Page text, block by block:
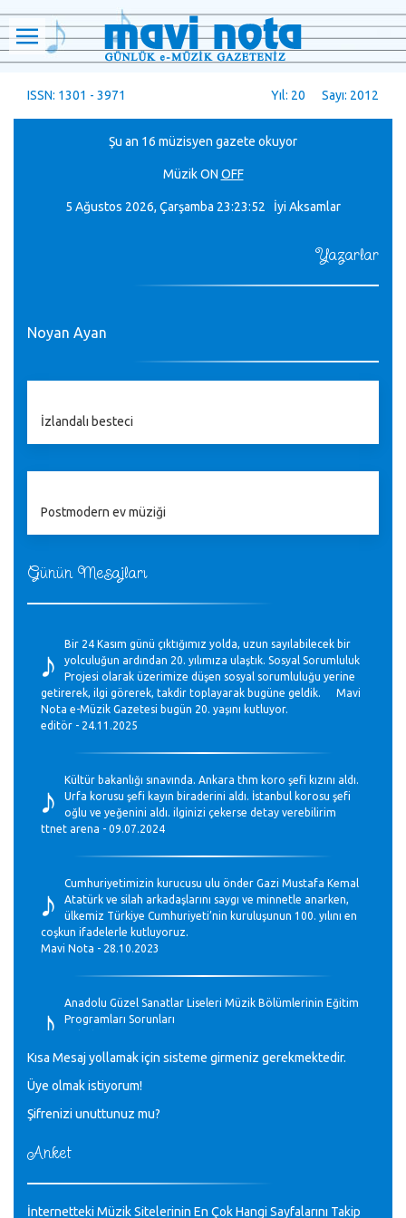
ISSN: 1301 - 3971 Yıl: 20 Sayı: 2012
Şu an 16 müzisyen gazete okuyor
MüzikON OFF
5 Ağustos 2026, Çarşamba 23:23:52 İyi Aksamlar
Günün Mesajları
♪
Bir 24 Kasım günü çıktığımız yolda, uzun sayılabilecek bir
yolculuğun ardından 20. yılımıza ulaştık. Sosyal Sorumluluk
Projesi olarak üzerimize düşen sosyal sorumluluğu yerine
getirerek, ilgi görerek, takdir toplayarak bugüne geldik. Mavi
Nota e-Müzik Gazetesi bugün 20. yaşını kutluyor.
editör - 24.11.2025
♪
Kültür bakanlığı sınavında. Ankara thm koro şefi kızını aldı.
Urfa korusu şefi kayın biraderini aldı. İstanbul korosu şefi
oğlu ve yeğenini aldı. ilginizi çekerse detay verebilirim
ttnet arena - 09.07.2024
♪
Cumhuriyetimizin kurucusu ulu önder Gazi Mustafa Kemal
Atatürk ve silah arkadaşlarını saygı ve minnetle anarken,
ülkemiz Türkiye Cumhuriyeti’nin kuruluşunun 100. yılını en
coşkun ifadelerle kutluyoruz.
Mavi Nota - 28.10.2023
♪
Anadolu Güzel Sanatlar Liseleri Müzik Bölümlerinin Eğitim
Programları Sorunları
♪
GEÇMİŞ OLSUN TÜRKİYE!
Mavi Nota - 07.02.2023
♪
30 yıl sonra karşılaşmak çok güzel Kurtuluş, teveccüh
M.Semih Baylan - 08.01.2023
Kısa Mesaj yollamak için sisteme girmeniz gerekmektedir.
Üye olmak istiyorum!
Şifrenizi unuttunuz mu?
Anket
İnternetteki Müzik Sitelerinin En Çok Hangi Sayfalarını Takip
Yazarlar
Noyan Ayan
İzlandalı besteci
Postmodern ev müziği